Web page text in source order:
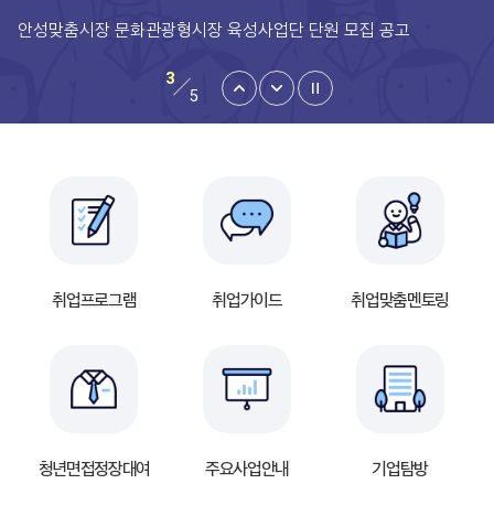
안성맞춤시장 문화관광형시장 육성사업단 단원 모집 공고
2025년 기준 경제총조사 조사요원 모집
3
5
취업프로그램 취업가이드 취업맞춤멘토링
청년면접정장대여 주요사업안내 기업탐방